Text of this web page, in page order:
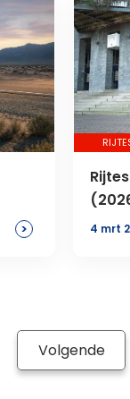
> 4 mrt
Volgende